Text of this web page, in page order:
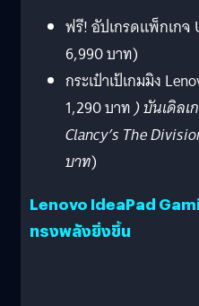
ฟรี! อัปเกรดแพ็กเกจ
6,990 บาท)
กระเป๋าเป้เกมมิง
1,290 บาท) บันเดิลเ
Clancy’s The
บาท)
Lenovo IdeaPad
ทรงพลังยิ่งขึ้น